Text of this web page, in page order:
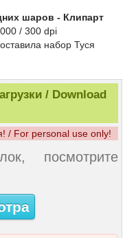
шаров - Клипарт
/ 300 dpi
набор Туся
/ Download
/ For personal use only!
посмотрите